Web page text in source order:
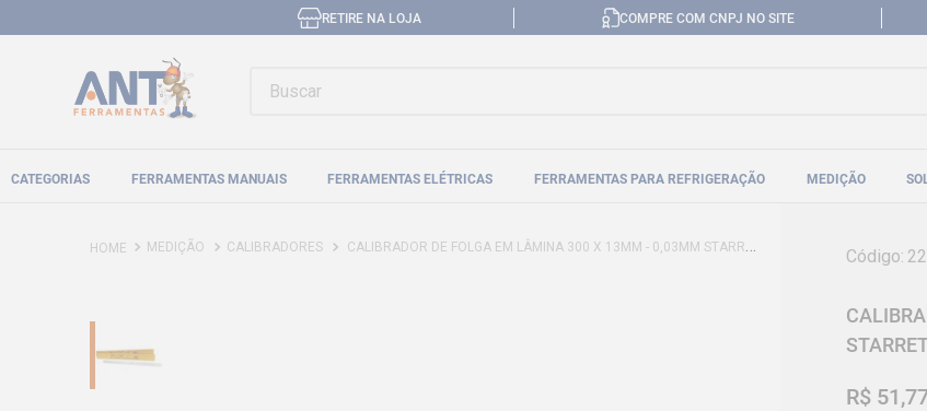
RETIRE NA LOJA COMPRE COM CNPJ NO SITE
CATEGORIAS FERRAMENTAS MANUAIS FERRAMENTAS ELÉTRICAS FERRAMENTAS PARA REFRIGERAÇÃO MEDIÇÃO
MEDIÇÃO CALIBRADORES CALIBRADOR DE FOLGA EM LÂMINA 300 X 13MM - 0,03MM STARRETT 667M-3 Código:
R$ 51,